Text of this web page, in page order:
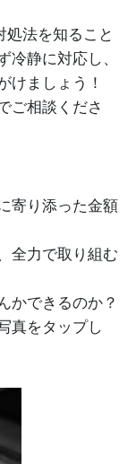
処法を知ること
冷静に対応し、
けましょう！
ご相談くださ
寄り添った金額
全力で取り組む
かできるのか？
真をタップし